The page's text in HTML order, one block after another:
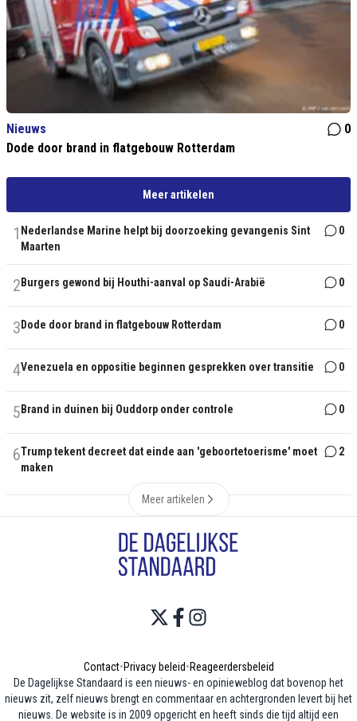
Nieuws
0
Dode door brand in flatgebouw Rotterdam
Meer artikelen
1 Nederlandse Marine helpt bij doorzoeking gevangenis Sint
Maarten
0
2 Burgers gewond bij Houthi-aanval op Saudi-Arabië 0
3 Dode door brand in flatgebouw Rotterdam 0
4Venezuela en oppositie beginnen gesprekken over transitie 0
5 Brand in duinen bij Ouddorp onder controle 0
6Trump tekent decreet dat einde aan 'geboortetoerisme' moet
maken
2
Meer artikelen
Contact•Privacy beleid•Reageerdersbeleid
De Dagelijkse Standaard is een nieuws- en opinieweblog dat bovenop het
nieuws zit, zelf nieuws brengt en commentaar en achtergronden levert bij het
nieuws. De website is in 2009 opgericht en heeft sinds die tijd altijd een